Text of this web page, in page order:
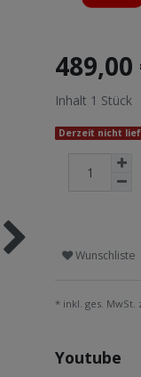
489,00
Inhalt 1 Stück
Derzeit nicht
Wunschliste
* inkl. ges. MwSt.
Youtube